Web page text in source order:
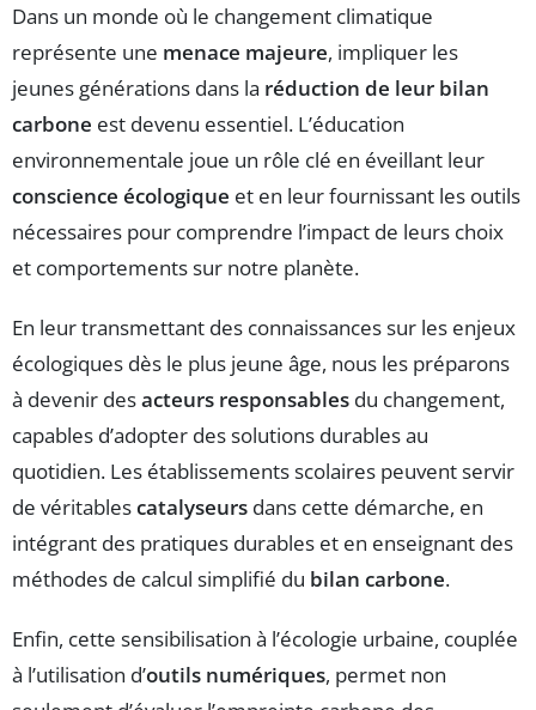
Dans un monde où le changement climatique
représente une menace majeure, impliquer les
jeunes générations dans la réduction de leur bilan
carbone est devenu essentiel. L’éducation
environnementale joue un rôle clé en éveillant leur
conscience écologique et en leur fournissant les outils
nécessaires pour comprendre l’impact de leurs choix
et comportements sur notre planète.
En leur transmettant des connaissances sur les enjeux
écologiques dès le plus jeune âge, nous les préparons
à devenir desacteurs responsables du changement,
capables d’adopter des solutions durables au
quotidien. Les établissements scolaires peuvent servir
de véritablescatalyseurs dans cette démarche, en
intégrant des pratiques durables et en enseignant des
méthodes de calcul simplifié du bilan carbone.
Enfin, cette sensibilisation à l’écologie urbaine, couplée
à l’utilisation d’outils numériques, permet non